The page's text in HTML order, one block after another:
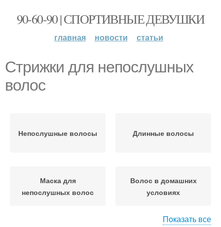
90-60-90 | СПОРТИВНЫЕ ДЕВУШКИ
главная новости статьи
Стрижки для непослушных
волос
Непослушные волосы Длинные волосы
Маска для
непослушных волос
Волос в домашних
условиях
Показать все